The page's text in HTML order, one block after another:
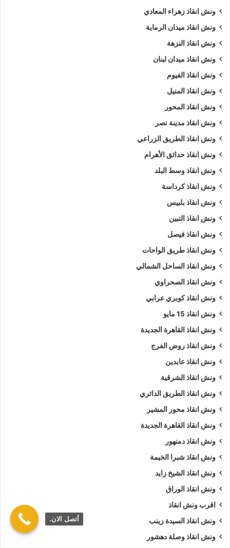
ونش انقاذ زهراء المعادي
ونش انقاذ ميدان الرماية
ونش انقاذ النزهة
ونش انقاذ ميدان لبنان
ونش انقاذ الفيوم
ونش انقاذ المنيل
ونش انقاذ المحور
ونش انقاذ مدينة نصر
ونش انقاذ الطريق الزراعي
ونش انقاذ حدائق الأهرام
ونش انقاذ وسط البلد
ونش انقاذ كرداسة
ونش انقاذ بلبيس
ونش انقاذ التبين
ونش انقاذ فيصل
ونش انقاذ طريق الواحات
ونش انقاذ الساحل الشمالي
ونش انقاذ الصحراوي
ونش انقاذ كوبري عرابي
ونش انقاذ 15 مايو
ونش انقاذ القاهرة الجديدة
ونش انقاذ روض الفرج
ونش انقاذ عابدين
ونش انقاذ الشرقية
ونش انقاذ الطريق الدائري
ونش انقاذ محور المشير
ونش انقاذ القاهرة الجديدة
ونش انقاذ دمنهور
ونش انقاذ شبرا الخيمة
ونش انقاذ الشيخ زايد
ونش انقاذ الوراق
اقرب ونش انقاذ
ونش انقاذ السيدة زينب
ونش انقاذ وصلة دهشور
أتصل الان.